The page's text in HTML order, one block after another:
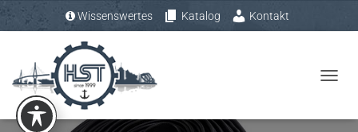
Wissenswertes Katalog Kontakt